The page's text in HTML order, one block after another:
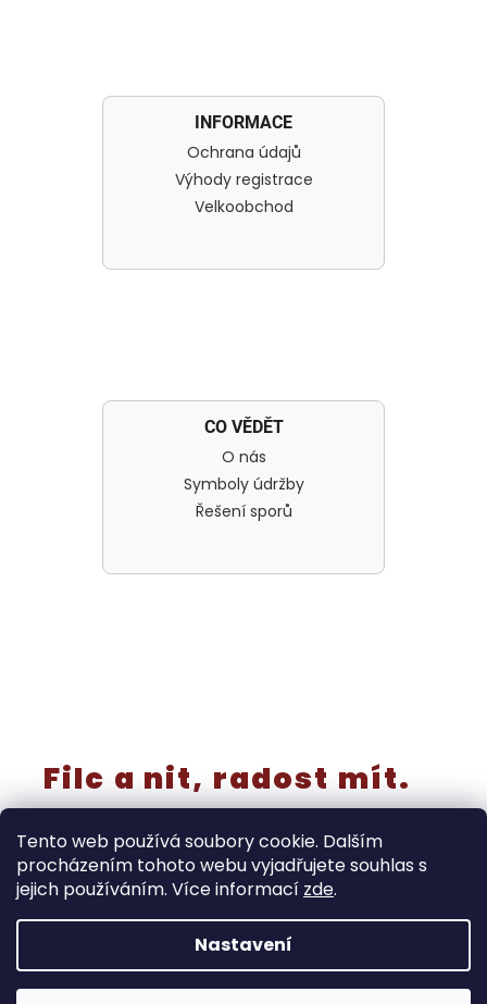
Tento web používá soubory cookie. Dalším
procházením tohoto webu vyjadřujete souhlas s
jejich používáním. Více informací zde.
Nastavení
‼️Rušíme kategorii “výřezy a knoflíky” - již nebudou
samostatně v prodeji! Tyto produkty končí do 30.8. Dále
doprodáváme také prýmky, stuhy, miniatury, metrážové
INFORMACE
Ochrana údajů
Výhody registrace
Velkoobchod
CO VĚDĚT
O nás
Symboly údržby
Řešení sporů
Filc a nit, radost mít.
Vytvořil Shoptet
Copyright 2026Ráj filcu. Všechna práva vyhrazena.